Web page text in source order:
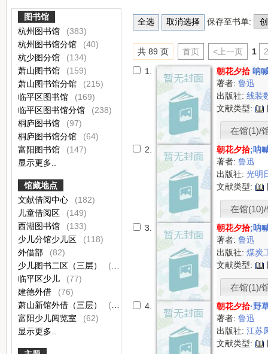
图书馆
杭州图书馆
(383)
杭州图书馆分馆
(40)
杭少图分馆
(134)
萧山图书馆
(159)
萧山图书馆分馆
(215)
临平区图书馆
(169)
临平区图书馆分馆
(238)
桐庐图书馆
(97)
桐庐图书馆分馆
(64)
富阳图书馆
(147)
显示更多..
馆藏地点
文献借阅中心
(182)
儿童借阅区
(149)
西湖图书馆
(133)
少儿分馆少儿区
(118)
外借部
(82)
少儿图书二区（三层）
(79)
临平区少儿
(77)
建德外借
(76)
萧山新馆外借（三层）
(70)
富阳少儿阅览室
(62)
显示更多..
保存至书单:
共 89 页 首页 <上一页 1
1. 朝花夕拾呐
著者:鲁迅
出版社:线装
文献类型:
在馆(1)/
2. 朝花夕拾;呐
著者:鲁迅
出版社:光明
文献类型:
在馆
3. 朝花夕拾;呐
著者:鲁迅
出版社:煤炭
文献类型:
在馆(1)/
4. 朝花夕拾·野
著者:鲁迅
出版社:江苏
文献类型: